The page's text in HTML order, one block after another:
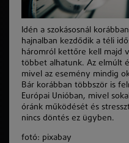
Idén a szokásosnál
hajnalban kezdődik a téli
háromról kettőre kell majd
többet alhatunk. Az elmúlt
mivel az esemény mindig
Bár korábban többször is
Európai Unióban, mivel
óránk működését és
nincs döntés ez ügyben.
fotó: pixabay